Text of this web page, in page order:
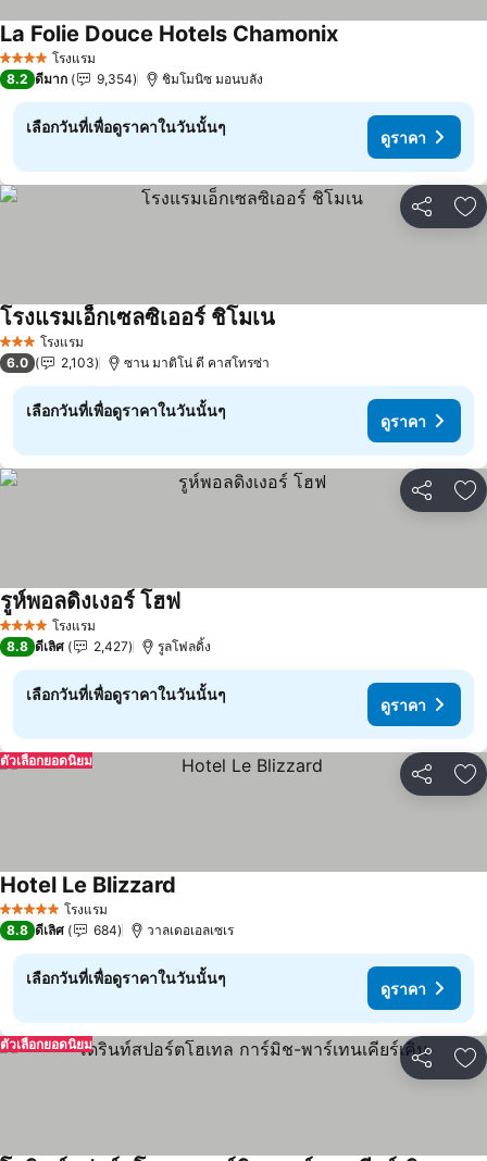
4 ดาว โรงแรม
La Folie Douce Hotels Chamonixดูราคา
8.2 ดีมาก 9,354 ชิมโมนิซ มอนบลัง
เลือกวันที่เพื่อดูราคาในวันนั้นๆ
ดูราคา
แชร์ เ
3 ดาว โรงแรม
โรงแรมเอ็กเซลซิเออร์ ชิโมเนดูราคา
6.0 2,103 ซาน มาติโน่ ดี คาสโทรซ่า
เลือกวันที่เพื่อดูราคาในวันนั้นๆ
ดูราคา
แชร์ เ
4 ดาว โรงแรม
รูห์พอลดิงเงอร์ โฮฟดูราคา
8.8 ดีเลิศ 2,427 รูลโฟลดิ้ง
เลือกวันที่เพื่อดูราคาในวันนั้นๆ
ดูราคา
แชร์ เ
ตัวเลือกยอดนิยม
5 ดาว โรงแรม
Hotel Le Blizzard
8.8 ดีเลิศ 684 วาลเดอเอลเซเร
เลือกวันที่เพื่อดูราคาในวันนั้นๆ
ดูราคา
แชร์ เ
ตัวเลือกยอดนิยม